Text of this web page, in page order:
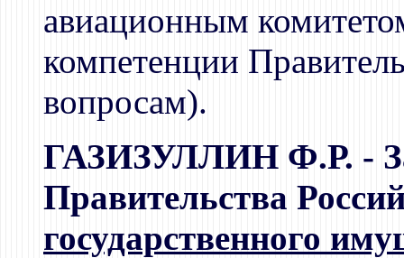
авиационным
компетенции
вопросам).
ГАЗИЗУЛЛИН Ф.Р. -
Правительства
государственного